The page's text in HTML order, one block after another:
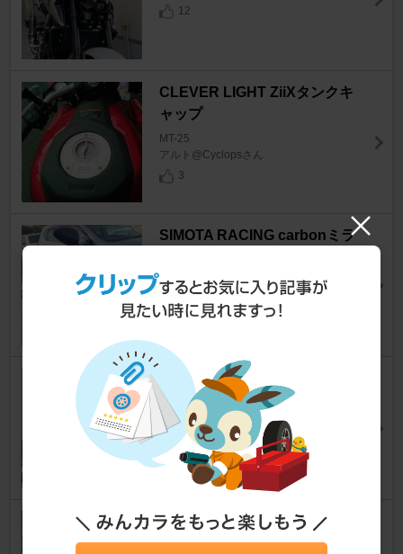
12
CLEVER LIGHT ZiiXタンクキ
ャップ
MT-25
アルト@Cyclopsさん
3
SIMOTA RACING carbonミラ
MT-25
エボコさん
8
TANAX ナポレオン シャークミ
ラー AOS-104-BB
MT-25
我々のコリブリさん
9
ROCKBROS サイドバック汎用
MT-25